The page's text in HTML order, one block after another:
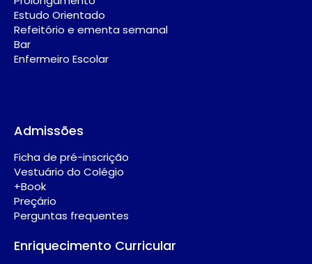
Estudo Orientado
Refeitório e ementa semanal
Bar
Enfermeiro Escolar
Admissões
Ficha de pré-inscrição
Vestuário do Colégio
+Book
Preçário
Perguntas frequentes
Enriquecimento Curricular